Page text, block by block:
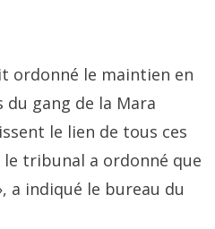
ordonné le maintien en
gang de la Mara
le lien de tous ces
le tribunal a ordonné que
a indiqué le bureau du